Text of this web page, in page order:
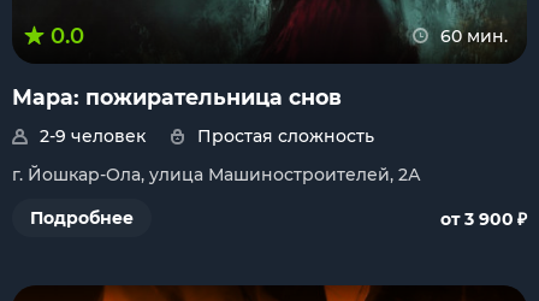
0.0 60 мин.
Мара: пожирательница снов
2-9 человек
Простая сложность
г. Йошкар-Ола, улица Машиностроителей, 2А
Подробнее
от 3 900 ₽